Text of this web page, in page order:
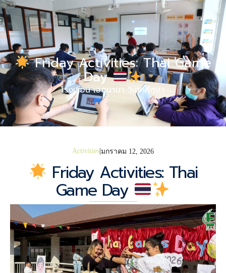
Friday Activities: Thai Game
Day
โรงเรียน เอกนานา วิเทศศึกษา
Activities มกราคม 12, 2026
Friday Activities: Thai
Game Day